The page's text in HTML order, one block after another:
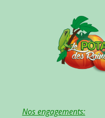
Nos engagements: